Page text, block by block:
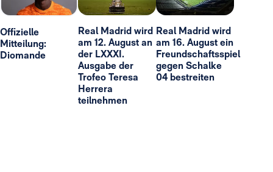
Offizielle
Mitteilung:
Diomande
Real Madrid wird
am 12. August an
der LXXXI.
Ausgabe der
Trofeo Teresa
Herrera
teilnehmen
Real Madrid wird
am 16. August ein
Freundschaftsspiel
gegen Schalke
04 bestreiten